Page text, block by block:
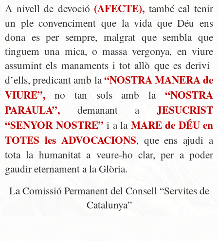
A nivell de devoció (AFECTE), també cal tenir
un ple convenciment que la vida que Déu ens
dona es per sempre, malgrat que sembla que
tinguem una mica, o massa vergonya, en viure
assumint els manaments i tot allò que es derivi
d’ells, predicant amb la“NOSTRA MANERA de
VIURE”,
no tan sols amb la“NOSTRA
PARAULA”,
demanant aJESUCRIST
“SENYOR NOSTRE” i a la MARE de DÉU en
TOTES les ADVOCACIONS, que ens ajudi a
tota la humanitat a veure-ho clar, per a poder
gaudir eternament a la Glòria.
La Comissió Permanent del Consell “Servites de
Catalunya”